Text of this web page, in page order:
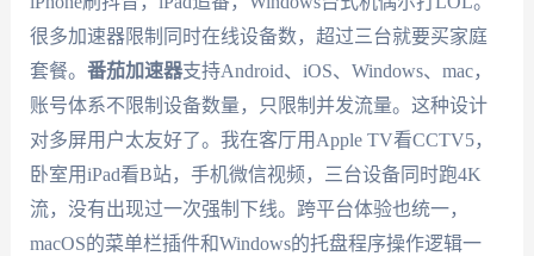
很多加速器限制同时在线设备数，超过三台就要买家庭
套餐。 番茄加速器支持Android、iOS、Windows、mac，
账号体系不限制设备数量，只限制并发流量。这种设计
对多屏用户太友好了。我在客厅用Apple TV看CCTV5，
卧室用iPad看B站，手机微信视频，三台设备同时跑4K
流，没有出现过一次强制下线。跨平台体验也统一，
macOS的菜单栏插件和Windows的托盘程序操作逻辑一